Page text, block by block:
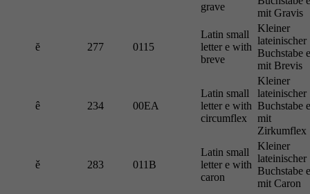
grave
mit Gravis
ĕ 277 0115
Latin small
letter e with
breve
Kleiner
lateinischer
Buchstabe e
mit Brevis
ê 234 00EA
Latin small
letter e with
circumflex
Kleiner
lateinischer
Buchstabe e
mit
Zirkumflex
ě 283 011B
Latin small
letter e with
caron
Kleiner
lateinischer
Buchstabe e
mit Caron